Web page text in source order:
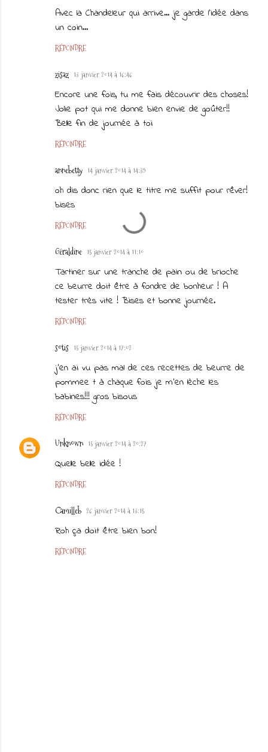
Avec la Chandeleur qui arrive... je garde l'idée dans
un coin...
RÉPONDRE
zisaz 13 janvier 2014 à 16:46
Encore une fois, tu me fais découvrir des choses!
Jolie pot qui me donne bien envie de goûter!!
Belle fin de journée à toi
RÉPONDRE
annebetty 14 janvier 2014 à 14:39
oh dis donc rien que le titre me suffit pour rêver!
bises
RÉPONDRE
Géraldine 15 janvier 2014 à 11:10
Tartiner sur une tranche de pain ou de brioche
ce beurre doit être à fondre de bonheur ! A
tester très vite ! Bises et bonne journée.
RÉPONDRE
sotis 15 janvier 2014 à 17:02
j'en ai vu pas mal de ces recettes de beurre de
pommee t à chaque fois je m'en lèche les
babines!!! gros bisous
RÉPONDRE
Unknown 15 janvier 2014 à 20:27
Quelle belle idée !
RÉPONDRE
Camilleb 26 janvier 2014 à 13:15
Roh ça doit être bien bon!
RÉPONDRE